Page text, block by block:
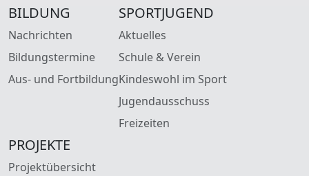
BILDUNG
Nachrichten
Bildungstermine
Aus- und Fortbildung
SPORTJUGEND
Aktuelles
Schule & Verein
Kindeswohl im Sport
Jugendausschuss
Freizeiten
PROJEKTE
Projektübersicht